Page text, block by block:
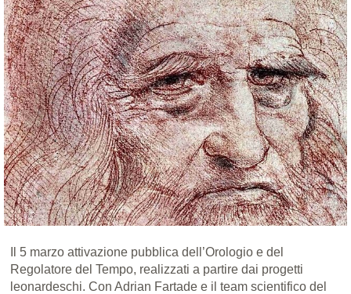
Il 5 marzo attivazione pubblica dell’Orologio e del
Regolatore del Tempo, realizzati a partire dai progetti
leonardeschi. Con Adrian Fartade e il team scientifico del